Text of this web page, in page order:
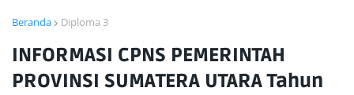
Beranda Diploma 3
INFORMASI CPNS PEMERINTAH
PROVINSI SUMATERA UTARA Tahun